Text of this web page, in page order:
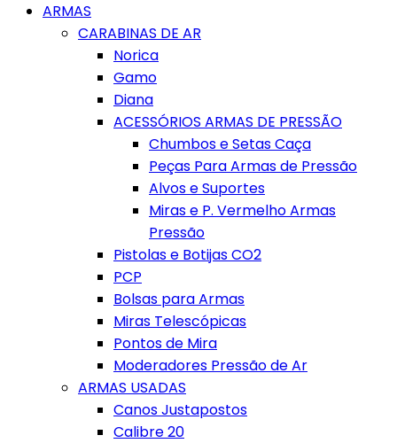
ARMAS
CARABINAS DE AR
Norica
Gamo
Diana
ACESSÓRIOS ARMAS DE PRESSÃO
Chumbos e Setas Caça
Peças Para Armas de Pressão
Alvos e Suportes
Miras e P. Vermelho Armas
Pressão
Pistolas e Botijas CO2
PCP
Bolsas para Armas
Miras Telescópicas
Pontos de Mira
Moderadores Pressão de Ar
ARMAS USADAS
Canos Justapostos
Calibre 20